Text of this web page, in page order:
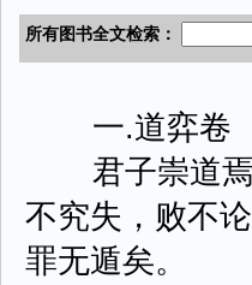
一.道弈卷
君子崇道焉
不究失，败不
罪无遁矣。